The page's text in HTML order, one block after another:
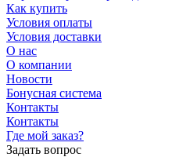
Как купить
Условия оплаты
Условия доставки
О нас
О компании
Новости
Бонусная система
Контакты
Контакты
Где мой заказ?
Задать вопрос